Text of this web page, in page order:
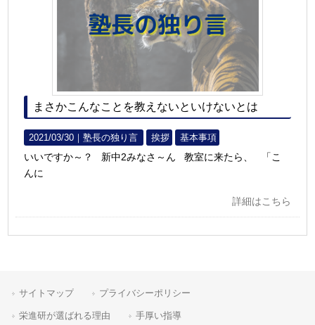
まさかこんなことを教えないといけないとは
2021/03/30｜塾長の独り言 挨拶 基本事項
いいですか～？ 新中2みなさ～ん 教室に来たら、 「こ
んに
詳細はこちら
サイトマップ プライバシーポリシー
栄進研が選ばれる理由 手厚い指導